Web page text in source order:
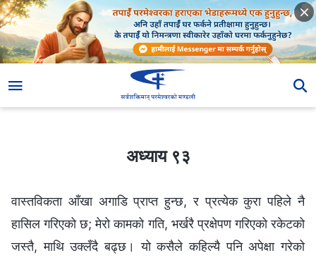
अध्याय ९३
वास्तविकता आँखा अगाडि प्राप्त हुन्छ, र प्रत्येक कुरा पहिले नै
हासिल गरिएको छ; मेरो कामको गति, भर्खरै प्रक्षेपण गरिएको रकेटको
जस्तै, माथि उक्लँदै बढ्छ। यो कसैले कहिल्यै पनि अपेक्षा गरेको